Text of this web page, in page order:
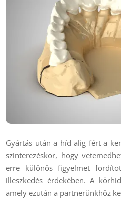
Gyártás után a híd alig fért a
szinterezéskor, hogy
erre különös figyelmet
illeszkedés érdekében. A
amely ezután a partnerünkhöz